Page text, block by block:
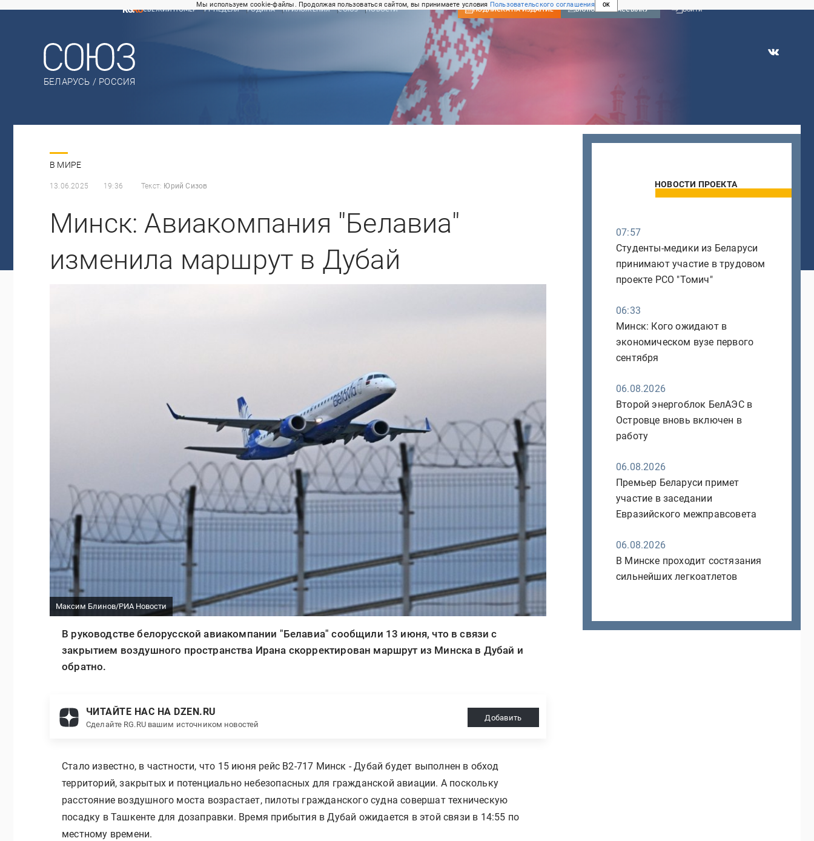
Мы используем cookie-файлы. Продолжая пользоваться сайтом, вы принимаете условия Пользовательского соглашения
OK
СВЕЖИЙ НОМЕР
РГ-НЕДЕЛЯ РОДИНА ПРИЛОЖЕНИЯ СОЮЗ НОВОСТИ ПОДПИСКА НА ИЗДАНИЕ ВКЛЮЧИТЬ РАССЫЛКУ Войти
БЕЛАРУСЬ / РОССИЯ
В МИРЕ
13.06.2025 19:36 Текст: Юрий Сизов
Минск: Авиакомпания "Белавиа"
изменила маршрут в Дубай
Максим Блинов/РИА Новости
В руководстве белорусской авиакомпании "Белавиа" сообщили 13 июня, что в связи с
закрытием воздушного пространства Ирана скорректирован маршрут из Минска в Дубай и
обратно.
ЧИТАЙТЕ НАС НА DZEN.RU
Сделайте RG.RU вашим источником новостей
Добавить
Стало известно, в частности, что 15 июня рейс B2-717 Минск - Дубай будет выполнен в обход
территорий, закрытых и потенциально небезопасных для гражданской авиации. А поскольку
расстояние воздушного моста возрастает, пилоты гражданского судна совершат техническую
посадку в Ташкенте для дозаправки. Время прибытия в Дубай ожидается в этой связи в 14:55 по
местному времени.
НОВОСТИ ПРОЕКТА
07:57
Студенты-медики из Беларуси
принимают участие в трудовом
проекте РСО "Томич"
06:33
Минск: Кого ожидают в
экономическом вузе первого
сентября
06.08.2026
Второй энергоблок БелАЭС в
Островце вновь включен в
работу
06.08.2026
Премьер Беларуси примет
участие в заседании
Евразийского межправсовета
06.08.2026
В Минске проходит состязания
сильнейших легкоатлетов